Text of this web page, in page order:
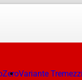
Variante